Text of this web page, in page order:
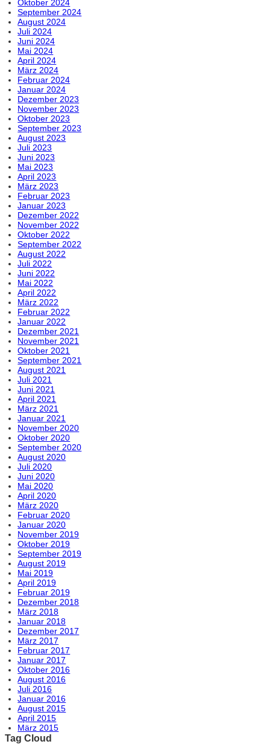
Oktober 2024
September 2024
August 2024
Juli 2024
Juni 2024
Mai 2024
April 2024
März 2024
Februar 2024
Januar 2024
Dezember 2023
November 2023
Oktober 2023
September 2023
August 2023
Juli 2023
Juni 2023
Mai 2023
April 2023
März 2023
Februar 2023
Januar 2023
Dezember 2022
November 2022
Oktober 2022
September 2022
August 2022
Juli 2022
Juni 2022
Mai 2022
April 2022
März 2022
Februar 2022
Januar 2022
Dezember 2021
November 2021
Oktober 2021
September 2021
August 2021
Juli 2021
Juni 2021
April 2021
März 2021
Januar 2021
November 2020
Oktober 2020
September 2020
August 2020
Juli 2020
Juni 2020
Mai 2020
April 2020
März 2020
Februar 2020
Januar 2020
November 2019
Oktober 2019
September 2019
August 2019
Mai 2019
April 2019
Februar 2019
Dezember 2018
März 2018
Januar 2018
Dezember 2017
März 2017
Februar 2017
Januar 2017
Oktober 2016
August 2016
Juli 2016
Januar 2016
August 2015
April 2015
März 2015
Tag Cloud